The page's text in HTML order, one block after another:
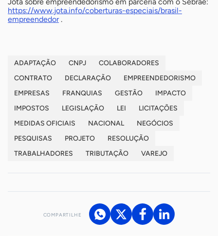
https://www.jota.info/coberturas-especiais/brasil-
empreendedor.
ADAPTAÇÃO CNPJ
COLABORADORES
CONTRATO
DECLARAÇÃO
EMPREENDEDORISMO
EMPRESAS
FRANQUIAS GESTÃO
IMPACTO
IMPOSTOS
LEGISLAÇÃO LEI
LICITAÇÕES
MEDIDAS OFICIAIS
NACIONAL
NEGÓCIOS
PESQUISAS
PROJETO
RESOLUÇÃO
TRABALHADORES
TRIBUTAÇÃO VAREJO
COMPARTILHE